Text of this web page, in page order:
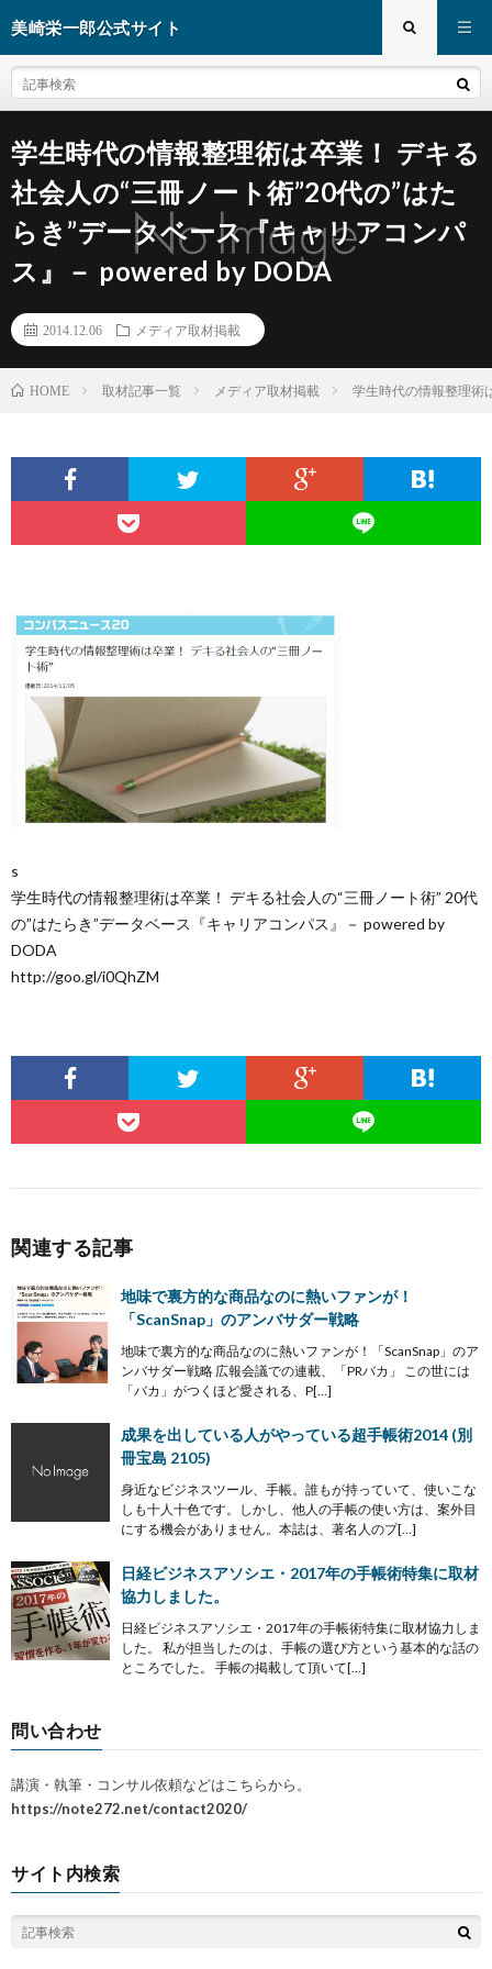
美崎栄一郎公式サイト
学生時代の情報整理術は卒業！ デキる
社会人の“三冊ノート術”20代の”はた
らき”データベース『キャリアコンパ
ス』－ powered by DODA
2014.12.06 メディア取材掲載
HOME 取材記事一覧 メディア取材掲載 学生時代の情報整理術
s
学生時代の情報整理術は卒業！ デキる社会人の“三冊ノート術” 20代
の”はたらき”データベース『キャリアコンパス』－ powered by
DODA
http://goo.gl/i0QhZM
関連する記事
地味で裏方的な商品なのに熱いファンが！
「ScanSnap」のアンバサダー戦略
地味で裏方的な商品なのに熱いファンが！「ScanSnap」のア
ンバサダー戦略 広報会議での連載、「PRバカ」 この世には
「バカ」がつくほど愛される、P[…]
成果を出している人がやっている超手帳術2014 (別
冊宝島 2105)
身近なビジネスツール、手帳。誰もが持っていて、使いこな
しも十人十色です。しかし、他人の手帳の使い方は、案外目
にする機会がありません。本誌は、著名人のプ[…]
日経ビジネスアソシエ・2017年の手帳術特集に取材
協力しました。
日経ビジネスアソシエ・2017年の手帳術特集に取材協力しま
した。 私が担当したのは、手帳の選び方という基本的な話の
ところでした。 手帳の掲載して頂いて[…]
問い合わせ
講演・執筆・コンサル依頼などはこちらから。
https://note272.net/contact2020/
サイト内検索